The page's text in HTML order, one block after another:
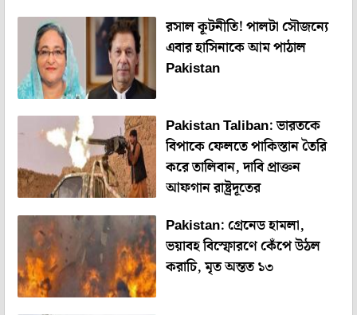
রসাল কূটনীতি! পালটা সৌজন্যে
এবার হাসিনাকে আম পাঠাল
Pakistan
Pakistan Taliban: ভারতকে
বিপাকে ফেলতে পাকিস্তান তৈরি
করে তালিবান, দাবি প্রাক্তন
আফগান রাষ্ট্রদূতের
Pakistan: গ্রেনেড হামলা,
ভয়াবহ বিস্ফোরণে কেঁপে উঠল
করাচি, মৃত অন্তত ১৩